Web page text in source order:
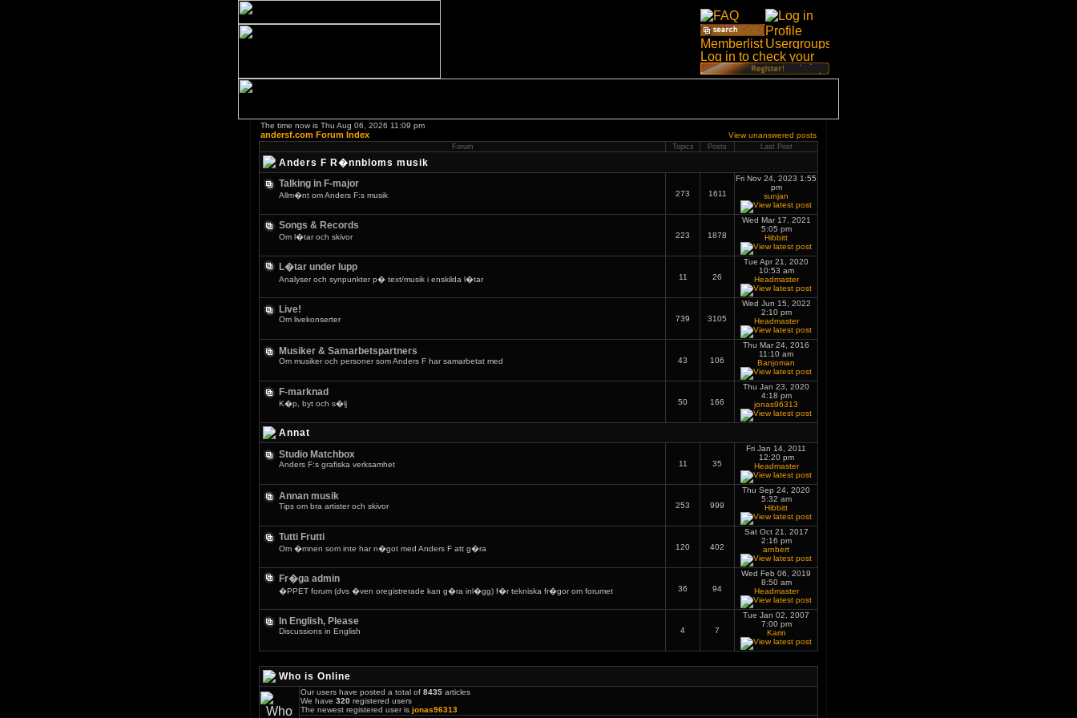
The time now is Thu Aug 06, 2026 11:09 pm
andersf.com Forum Index View unanswered posts
Forum Topics Posts Last Post
Anders F R�nnbloms musik
Talking in F-major
Allm�nt om Anders F:s musik 273 1611
Fri Nov 24, 2023 1:55
pm
sunjan
Songs & Records
Om l�tar och skivor 223 1878
Wed Mar 17, 2021
5:05 pm
Hibbitt
L�tar under lupp
Analyser och synpunkter p� text/musik i enskilda l�tar 11 26
Tue Apr 21, 2020
10:53 am
Headmaster
Live!
Om livekonserter 739 3105
Wed Jun 15, 2022
2:10 pm
Headmaster
Musiker & Samarbetspartners
Om musiker och personer som Anders F har samarbetat med 43 106
Thu Mar 24, 2016
11:10 am
Banjoman
F-marknad
K�p, byt och s�lj 50 166
Thu Jan 23, 2020
4:18 pm
jonas96313
Annat
Studio Matchbox
Anders F:s grafiska verksamhet 11 35
Fri Jan 14, 2011
12:20 pm
Headmaster
Annan musik
Tips om bra artister och skivor 253 999
Thu Sep 24, 2020
5:32 am
Hibbitt
Tutti Frutti
Om �mnen som inte har n�got med Anders F att g�ra 120 402
Sat Oct 21, 2017
2:16 pm
arnbert
Fr�ga admin
�PPET forum (dvs �ven oregistrerade kan g�ra inl�gg) f�r tekniska fr�gor om forumet 36 94
Wed Feb 06, 2019
8:50 am
Headmaster
In English, Please
Discussions in English 4 7
Tue Jan 02, 2007
7:00 pm
Karin
Who is Online
Our users have posted a total of 8435 articles
We have 320 registered users
The newest registered user is jonas96313